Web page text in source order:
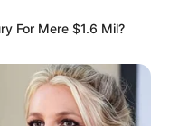
For Mere $1.6 Mil?